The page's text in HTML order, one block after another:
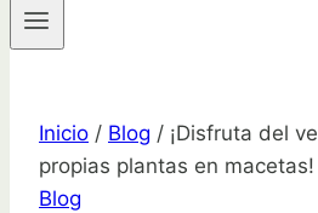
Inicio / Blog / ¡Disfruta del
propias plantas en macetas!
Blog